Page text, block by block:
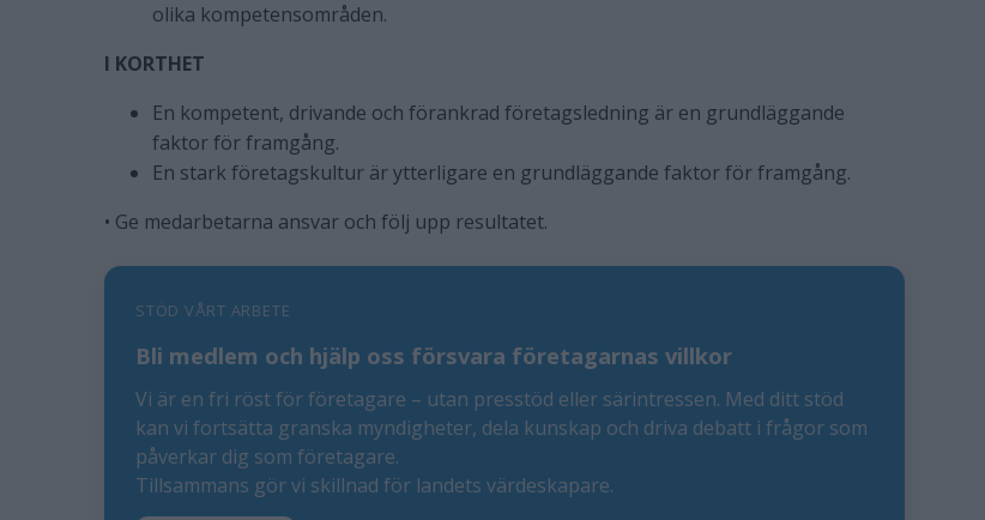
olika kompetensområden.
I KORTHET
En kompetent, drivande och förankrad företagsledning är en grundläggande
faktor för framgång.
En stark företagskultur är ytterligare en grundläggande faktor för framgång.
• Ge medarbetarna ansvar och följ upp resultatet.
STÖD VÅRT ARBETE
Bli medlem och hjälp oss försvara företagarnas villkor
Vi är en fri röst för företagare – utan presstöd eller särintressen. Med ditt stöd
kan vi fortsätta granska myndigheter, dela kunskap och driva debatt i frågor som
påverkar dig som företagare.
Tillsammans gör vi skillnad för landets värdeskapare.